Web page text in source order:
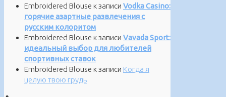
Embroidered Blouse к записи Vodka Casino:
горячие азартные развлечения с
русским колоритом
Embroidered Blouse к записи Vavada Sport:
идеальный выбор для любителей
спортивных ставок
Embroidered Blouse к записи Когда я
целую твою грудь